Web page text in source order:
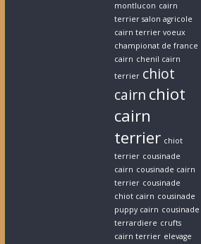
montlucon cairn
terrier salon agricole
cairn terrier voeux
championat de france
cairn chenil cairn
terrier chiot
cairn chiot
cairn
terrier chiot
terrier cousinade
cairn cousinade cairn
terrier cousinade
chiot cairn cousinade
puppy cairn cousinade
terrardiere crufts
cairn terrier elevage